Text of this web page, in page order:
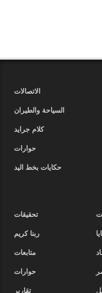
الاتصالات
السياحة والطيران
كلام جرايد
حوارات
حكايات بخط اليد
تحقيقات
ربنا كريم
متابعات
حوارات